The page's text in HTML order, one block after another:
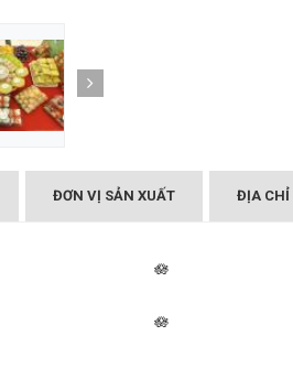
ĐƠN VỊ SẢN XUẤT ĐỊA CHỈ
Đức)